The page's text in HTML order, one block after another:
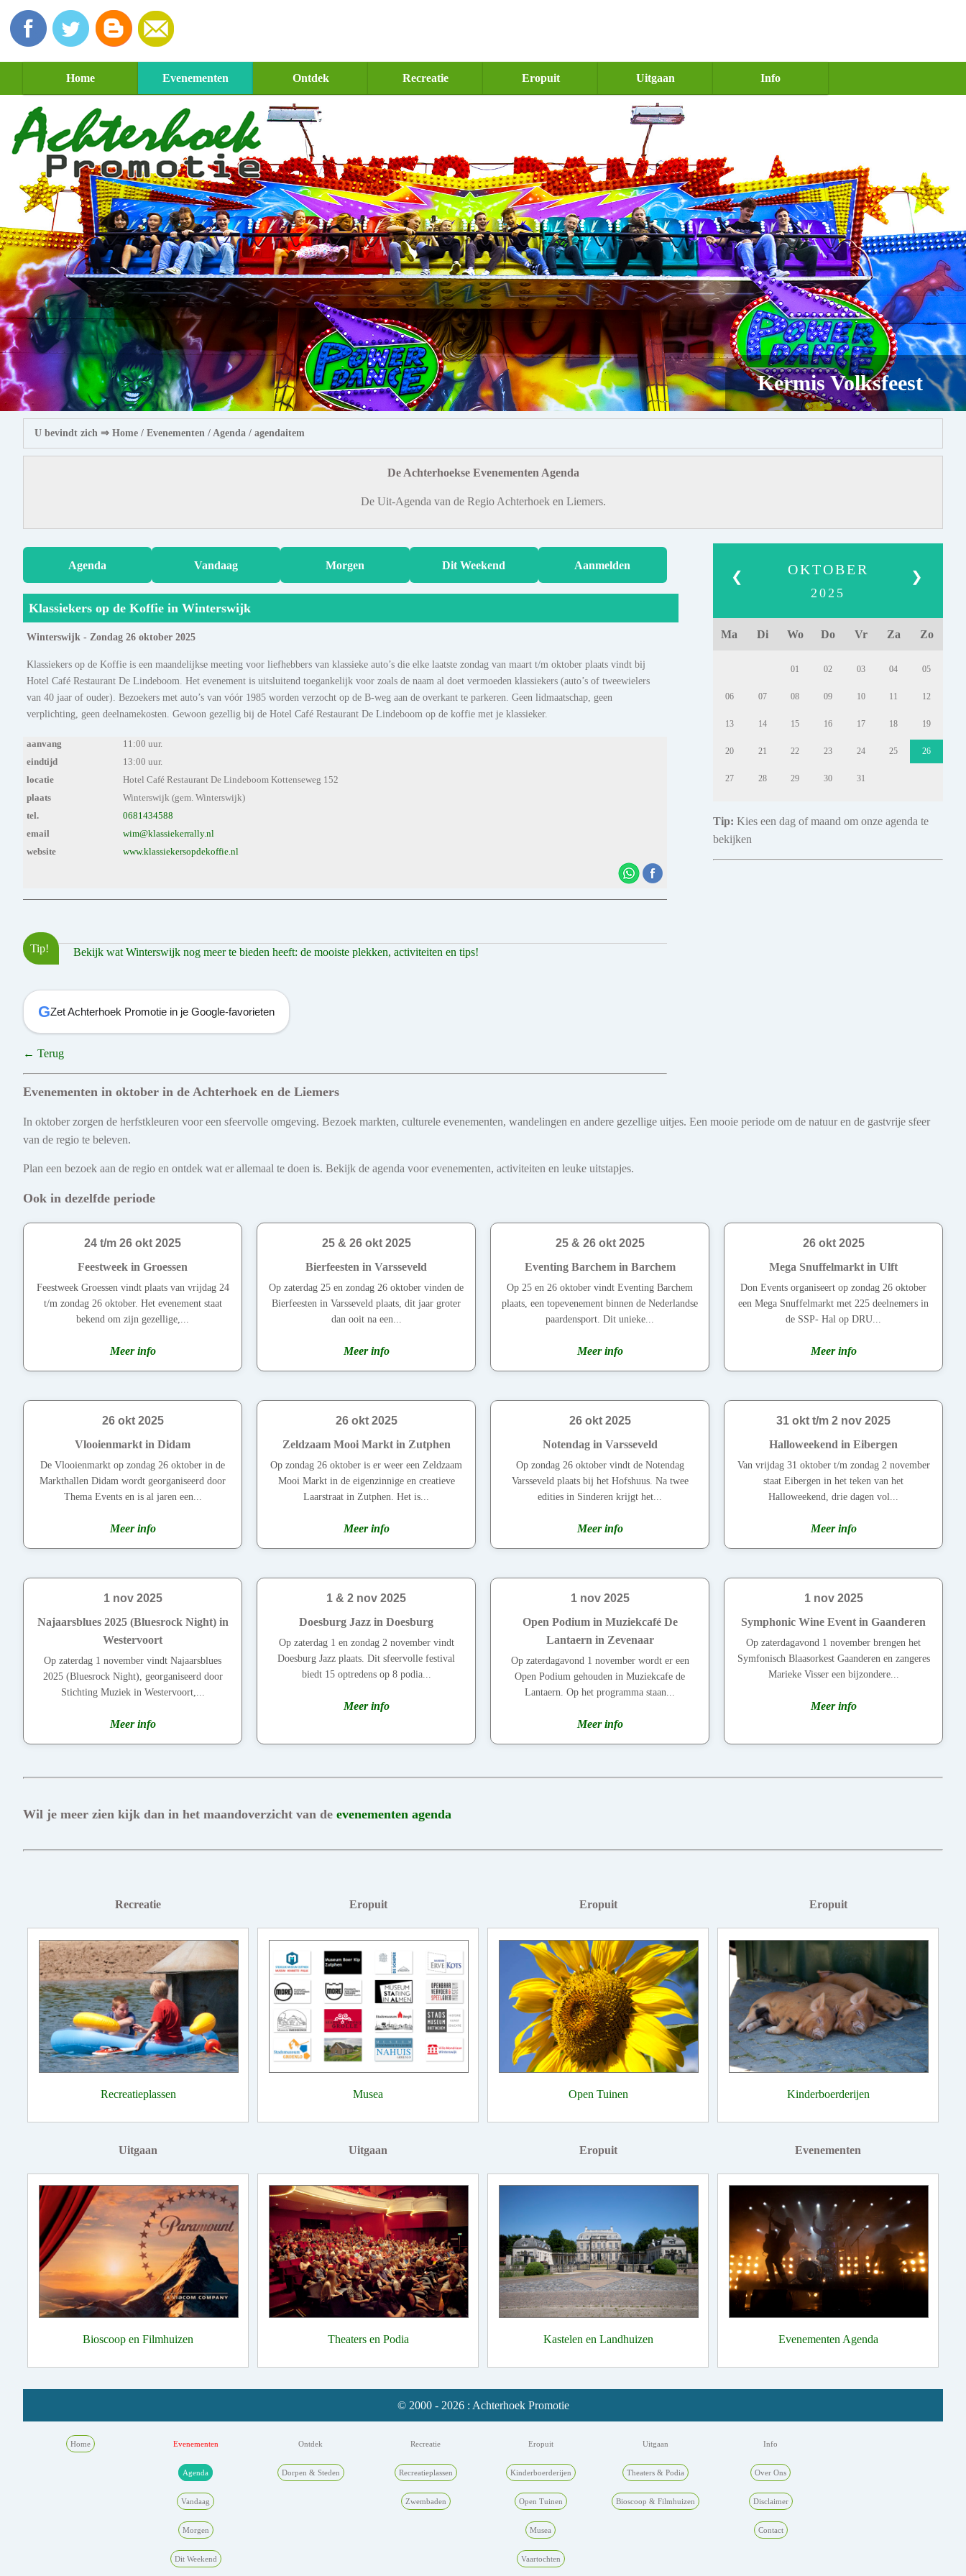
Home Evenementen Ontdek Recreatie Eropuit Uitgaan Info
Kermis Volksfeest
U bevindt zich ⇒ Home / Evenementen / Agenda / agendaitem
De Achterhoekse Evenementen Agenda
De Uit-Agenda van de Regio Achterhoek en Liemers.
Agenda Vandaag Morgen Dit Weekend Aanmelden
Klassiekers op de Koffie in Winterswijk
Winterswijk - Zondag 26 oktober 2025
Klassiekers op de Koffie is een maandelijkse meeting voor liefhebbers van klassieke auto’s die elke laatste zondag van maart t/m oktober plaats vindt bij
Hotel Café Restaurant De Lindeboom. Het evenement is uitsluitend toegankelijk voor zoals de naam al doet vermoeden klassiekers (auto’s of tweewielers
van 40 jaar of ouder). Bezoekers met auto’s van vóór 1985 worden verzocht op de B-weg aan de overkant te parkeren. Geen lidmaatschap, geen
verplichting, geen deelnamekosten. Gewoon gezellig bij de Hotel Café Restaurant De Lindeboom op de koffie met je klassieker.
aanvang
11:00 uur.
eindtijd
13:00 uur.
locatie
Hotel Café Restaurant De Lindeboom Kottenseweg 152
plaats
Winterswijk (gem. Winterswijk)
tel.
0681434588
email
wim@klassiekerrally.nl
website
www.klassiekersopdekoffie.nl
Tip! Bekijk wat Winterswijk nog meer te bieden heeft: de mooiste plekken, activiteiten en tips!
GZet Achterhoek Promotie in je Google-favorieten
← Terug
❮ ❯
OKTOBER
2025
Ma Di Wo Do Vr Za Zo
01 02 03 04 05
06 07 08 09 10 11 12
13 14 15 16 17 18 19
20 21 22 23 24 25 26
27 28 29 30 31
Tip: Kies een dag of maand om onze agenda te
bekijken
Evenementen in oktober in de Achterhoek en de Liemers
In oktober zorgen de herfstkleuren voor een sfeervolle omgeving. Bezoek markten, culturele evenementen, wandelingen en andere gezellige uitjes. Een mooie periode om de natuur en de gastvrije sfeer
van de regio te beleven.
Plan een bezoek aan de regio en ontdek wat er allemaal te doen is. Bekijk de agenda voor evenementen, activiteiten en leuke uitstapjes.
Ook in dezelfde periode
24 t/m 26 okt 2025
Feestweek in Groessen
Feestweek Groessen vindt plaats van vrijdag 24
t/m zondag 26 oktober. Het evenement staat
bekend om zijn gezellige,...
Meer info
25 & 26 okt 2025
Bierfeesten in Varsseveld
Op zaterdag 25 en zondag 26 oktober vinden de
Bierfeesten in Varsseveld plaats, dit jaar groter
dan ooit na een...
Meer info
25 & 26 okt 2025
Eventing Barchem in Barchem
Op 25 en 26 oktober vindt Eventing Barchem
plaats, een topevenement binnen de Nederlandse
paardensport. Dit unieke...
Meer info
26 okt 2025
Mega Snuffelmarkt in Ulft
Don Events organiseert op zondag 26 oktober
een Mega Snuffelmarkt met 225 deelnemers in
de SSP- Hal op DRU...
Meer info
26 okt 2025
Vlooienmarkt in Didam
De Vlooienmarkt op zondag 26 oktober in de
Markthallen Didam wordt georganiseerd door
Thema Events en is al jaren een...
Meer info
26 okt 2025
Zeldzaam Mooi Markt in Zutphen
Op zondag 26 oktober is er weer een Zeldzaam
Mooi Markt in de eigenzinnige en creatieve
Laarstraat in Zutphen. Het is...
Meer info
26 okt 2025
Notendag in Varsseveld
Op zondag 26 oktober vindt de Notendag
Varsseveld plaats bij het Hofshuus. Na twee
edities in Sinderen krijgt het...
Meer info
31 okt t/m 2 nov 2025
Halloweekend in Eibergen
Van vrijdag 31 oktober t/m zondag 2 november
staat Eibergen in het teken van het
Halloweekend, drie dagen vol...
Meer info
1 nov 2025
Najaarsblues 2025 (Bluesrock Night) in
Westervoort
Op zaterdag 1 november vindt Najaarsblues
2025 (Bluesrock Night), georganiseerd door
Stichting Muziek in Westervoort,...
Meer info
1 & 2 nov 2025
Doesburg Jazz in Doesburg
Op zaterdag 1 en zondag 2 november vindt
Doesburg Jazz plaats. Dit sfeervolle festival
biedt 15 optredens op 8 podia...
Meer info
1 nov 2025
Open Podium in Muziekcafé De
Lantaern in Zevenaar
Op zaterdagavond 1 november wordt er een
Open Podium gehouden in Muziekcafe de
Lantaern. Op het programma staan...
Meer info
1 nov 2025
Symphonic Wine Event in Gaanderen
Op zaterdagavond 1 november brengen het
Symfonisch Blaasorkest Gaanderen en zangeres
Marieke Visser een bijzondere...
Meer info
Wil je meer zien kijk dan in het maandoverzicht van de evenementen agenda
Recreatie
Recreatieplassen
Eropuit
Musea
Eropuit
Open Tuinen
Eropuit
Kinderboerderijen
Uitgaan
Bioscoop en Filmhuizen
Uitgaan
Theaters en Podia
Eropuit
Kastelen en Landhuizen
Evenementen
Evenementen Agenda
© 2000 - 2026 : Achterhoek Promotie
Home Evenementen
Agenda
Vandaag
Morgen
Dit Weekend
Ontdek
Dorpen & Steden
Recreatie
Recreatieplassen
Zwembaden
Eropuit
Kinderboerderijen
Open Tuinen
Musea
Vaartochten
Uitgaan
Theaters & Podia
Bioscoop & Filmhuizen
Info
Over Ons
Disclaimer
Contact